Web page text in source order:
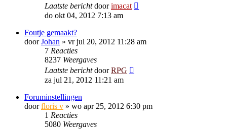
Laatste berichtdoorimacat
do okt 04, 2012 7:13 am
Foutje gemaakt?
doorJohan » vr jul 20, 2012 11:28 am
7 Reacties
8237 Weergaves
Laatste berichtdoorRPG
za jul 21, 2012 11:21 am
Foruminstellingen
doorfloris v » wo apr 25, 2012 6:30 pm
1 Reacties
5080 Weergaves